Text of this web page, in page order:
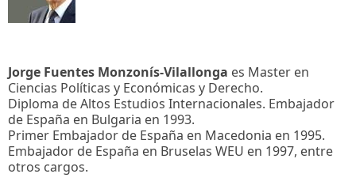
Jorge Fuentes Monzonís-Vilallonga es Master en
Ciencias Políticas y Económicas y Derecho.
Diploma de Altos Estudios Internacionales. Embajador
de España en Bulgaria en 1993.
Primer Embajador de España en Macedonia en 1995.
Embajador de España en Bruselas WEU en 1997, entre
otros cargos.